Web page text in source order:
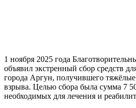
1 ноября 2025 года
объявил экстренный сбор средств
города Аргун, получившего тяжёлые
взрыва. Целью сбора была сумма 7
необходимых для лечения и